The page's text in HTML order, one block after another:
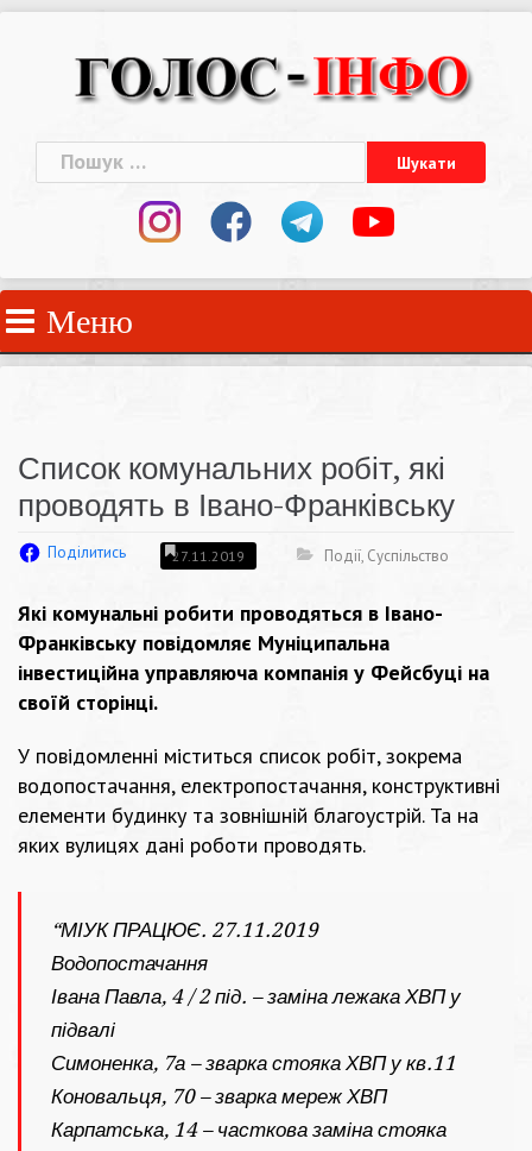
Пошук:
Меню
Список комунальних робіт, які
проводять в Івано-Франківську
Поділитись 27.11.2019 Події, Суспільство
Які комунальні робити проводяться в Івано-
Франківську повідомляє Муніципальна
інвестиційна управляюча компанія у Фейсбуці на
своїй сторінці.
У повідомленні міститься список робіт, зокрема
водопостачання, електропостачання, конструктивні
елементи будинку та зовнішній благоустрій. Та на
яких вулицях дані роботи проводять.
“МІУК ПРАЦЮЄ. 27.11.2019
Водопостачання
Івана Павла, 4 / 2 під. – заміна лежака ХВП у
підвалі
Симоненка, 7а – зварка стояка ХВП у кв.11
Коновальця, 70 – зварка мереж ХВП
Карпатська, 14 – часткова заміна стояка